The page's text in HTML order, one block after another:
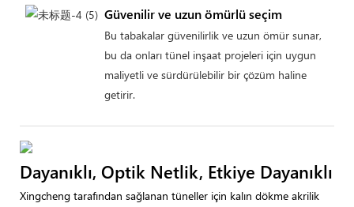
Güvenilir ve uzun ömürlü seçim
Bu tabakalar güvenilirlik ve uzun ömür sunar,
bu da onları tünel inşaat projeleri için uygun
maliyetli ve sürdürülebilir bir çözüm haline
getirir.
Dayanıklı, Optik Netlik, Etkiye Dayanıklı
Xingcheng tarafından sağlanan tüneller için kalın dökme akrilik